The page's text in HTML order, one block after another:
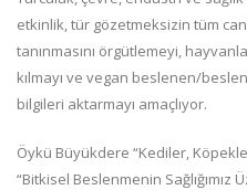
etkinlik, tür gözetmeksizin tüm
tanınmasını örgütlemeyi,
kılmayı ve vegan beslenen/
bilgileri aktarmayı amaçlıyor.
Öykü Büyükdere “Kediler,
“Bitkisel Beslenmenin Sağlığımız